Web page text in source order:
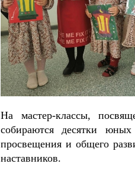
На мастер-классы,
собираются десятки
просвещения и общего
наставников.